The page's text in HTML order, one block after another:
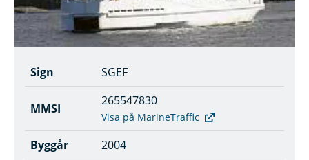
Sign SGEF
MMSI
265547830
Visa på MarineTraffic
Byggår
2004